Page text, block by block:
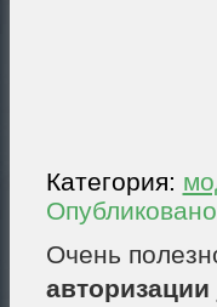
Категория:
Очень